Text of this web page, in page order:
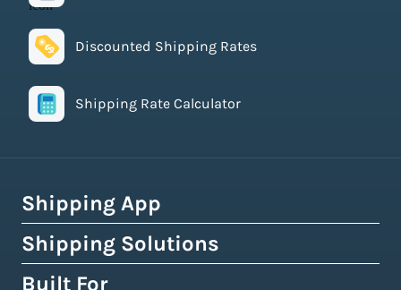
Discounted Shipping Rates
Shipping Rate Calculator
Shipping App
How Easyship Works
Multi-Carrier Shipping Software
Shipping Solutions
Global Fulfillment Network
Built For